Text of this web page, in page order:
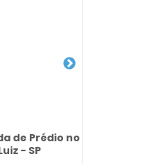
de Prédio no
- SP